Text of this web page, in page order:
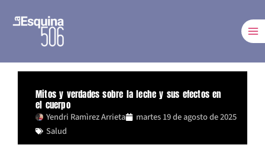
Mitos y verdades sobre la leche y sus efectos en
el cuerpo
Yendri Ramìrez Arrieta
martes 19 de agosto de 2025
Salud